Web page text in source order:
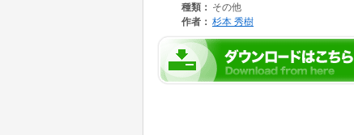
種類： その他
作者： 杉本 秀樹